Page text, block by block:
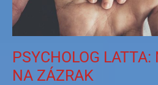
PSYCHOLOG
NA ZÁZRAK